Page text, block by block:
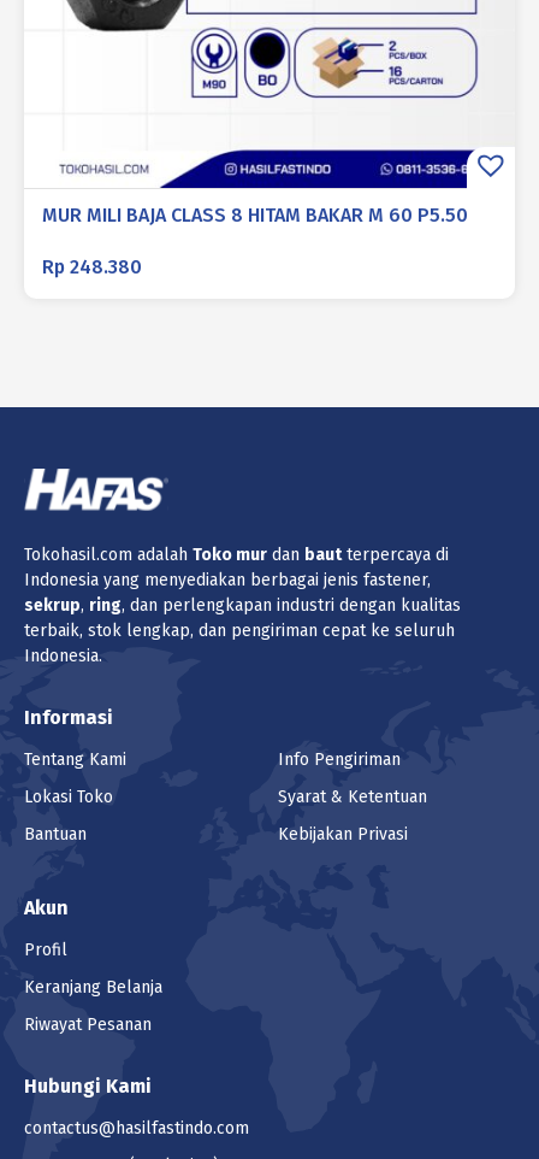
MUR MILI BAJA CLASS 8 HITAM BAKAR M 60 P5.50
Rp 248.380
Tokohasil.com adalah Toko mur dan bautterpercaya di
Indonesia yang menyediakan berbagai jenis fastener,
sekrup, ring, dan perlengkapan industri dengan kualitas
terbaik, stok lengkap, dan pengiriman cepat ke seluruh
Indonesia.
Informasi
Tentang Kami
Lokasi Toko
Bantuan
Info Pengiriman
Syarat & Ketentuan
Kebijakan Privasi
Akun
Profil
Keranjang Belanja
Riwayat Pesanan
Hubungi Kami
contactus@hasilfastindo.com